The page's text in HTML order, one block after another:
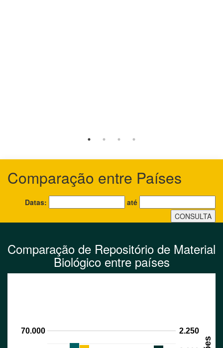
Comparação entre Países
Datas:
até
CONSULTA
Comparação de Repositório de Material
Biológico entre países
70.000 2.250